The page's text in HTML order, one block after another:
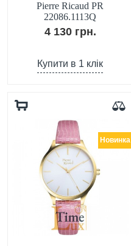
Pierre Ricaud PR
22086.1113Q
4 130 грн.
Купити в 1 клік
Новинка